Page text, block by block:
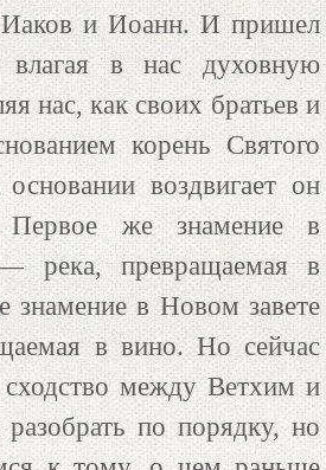
и Иоанн. И пришел
влагая в нас духовную
нас, как своих братьев и
корень Святого
воздвигает он
же знамение в
река, превращаемая в
знамение в Новом завете
в вино. Но сейчас
сходство между Ветхим и
по порядку, но